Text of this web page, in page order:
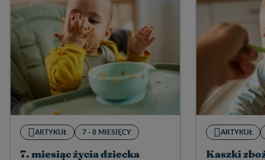
ARTYKUŁ 7 - 8 MIESIĘCY
7. miesiąc życia dziecka
ARTYKUŁ
Kaszki